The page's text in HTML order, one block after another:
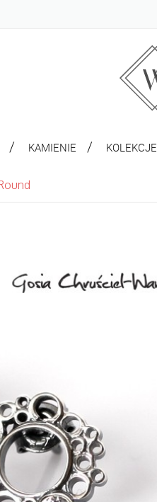
KAMIENIE KOLEKCJE